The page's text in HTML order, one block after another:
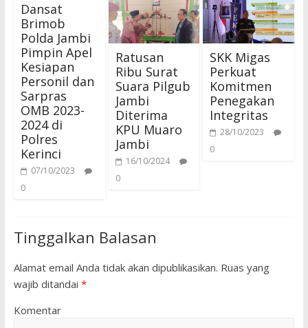
Dansat
Brimob
Polda Jambi
Pimpin Apel
Kesiapan
Personil dan
Sarpras
OMB 2023-
2024 di
Polres
Kerinci
07/10/2023
0
Ratusan
Ribu Surat
Suara Pilgub
Jambi
Diterima
KPU Muaro
Jambi
16/10/2024
0
SKK Migas
Perkuat
Komitmen
Penegakan
Integritas
28/10/2023
0
Tinggalkan Balasan
Alamat email Anda tidak akan dipublikasikan. Ruas yang
wajib ditandai *
Komentar